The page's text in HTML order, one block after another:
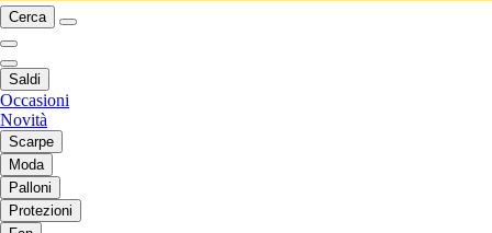
Cerca
Saldi
Occasioni
Novità
Scarpe
Moda
Palloni
Protezioni